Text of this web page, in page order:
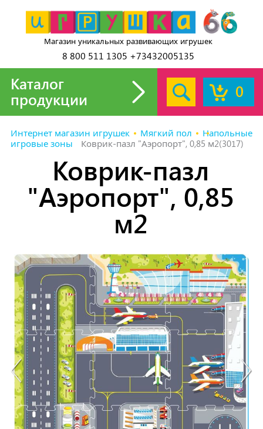
Магазин уникальных развивающих игрушек
8 800 511 1305 +73432005135
0
Каталог
продукции
Интернет магазин игрушек Мягкий пол
Напольные
игровые зоны
Коврик-пазл "Аэропорт", 0,85 м2(3017)
Коврик-пазл
"Аэропорт", 0,85
м2